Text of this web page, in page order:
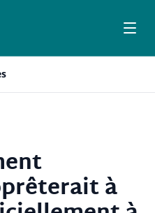
à